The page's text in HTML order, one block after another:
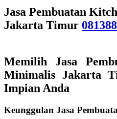
Jasa Pembuatan
Jakarta Timur
Memilih Jasa
Minimalis Jakarta
Impian Anda
Keunggulan Jasa